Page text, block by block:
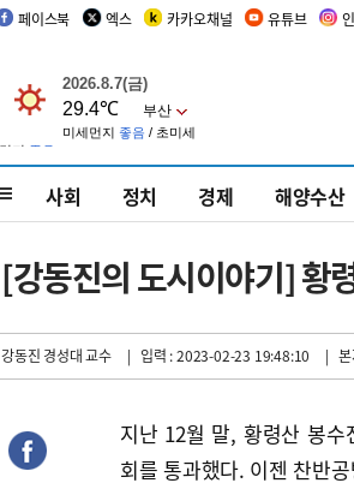
페이스북 엑스 카카오채널 유튜브
사회 정치 경제 해양수산
[강동진의 도시이야기] 황
강동진 경성대 교수 | 입력 : 2023-02-23 19:48:10 | 본
지난 12월 말, 황령산 봉수
회를 통과했다. 이젠 찬반